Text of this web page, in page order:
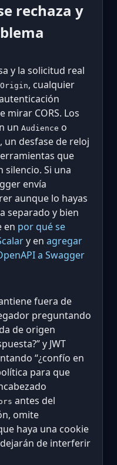
rechaza y
y la solicitud real
, cualquier
mirar CORS. Los
un Audience o
un desfase de reloj
que
silencio. Si una
envía
aunque lo hayas
separado y bien
en por qué se
y en agregar
a Swagger
fuera de
preguntando
de origen
y JWT
“¿confío en
para que
antes del
omite
haya una cookie
de interferir